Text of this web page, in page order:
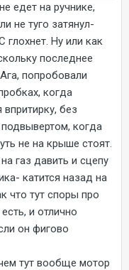
едет на ручнике,
не туго затянул-
Ну или как
последнее
попробовали
когда
без
когда
не на крыше стоят.
газ давить и сцепу
катится назад на
что тут споры про
и отлично
он фигово
тут вообще мотор